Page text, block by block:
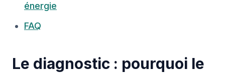
énergie
FAQ
Le diagnostic : pourquoi le